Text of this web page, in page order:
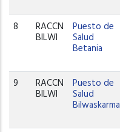
8 RACCN
BILWI
Puesto de
Salud
Betania
9 RACCN
BILWI
Puesto de
Salud
Bilwaskarma